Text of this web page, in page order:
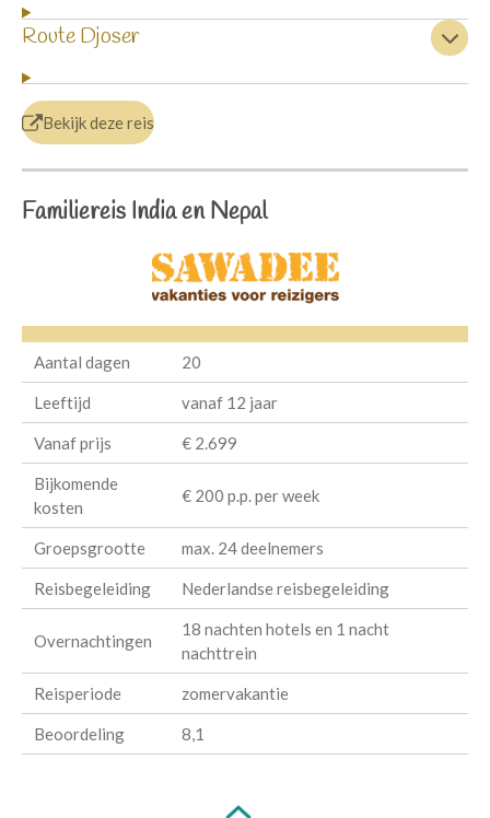
Route Djoser
Bekijk deze reis
Familiereis India en Nepal
Aantal dagen 20
Leeftijd vanaf 12 jaar
Vanaf prijs € 2.699
Bijkomende
kosten
€ 200 p.p. per week
Groepsgrootte max. 24 deelnemers
Reisbegeleiding Nederlandse reisbegeleiding
Overnachtingen
18 nachten hotels en 1 nacht
nachttrein
Reisperiode zomervakantie
Beoordeling 8,1